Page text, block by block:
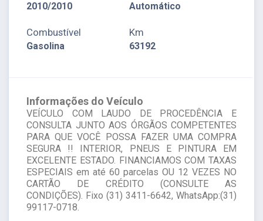
2010/2010 Automático
Combustível
Gasolina
Km
63192
Informações do Veículo
VEÍCULO COM LAUDO DE PROCEDÊNCIA E
CONSULTA JUNTO AOS ÓRGÃOS COMPETENTES
PARA QUE VOCÊ POSSA FAZER UMA COMPRA
SEGURA !! INTERIOR, PNEUS E PINTURA EM
EXCELENTE ESTADO. FINANCIAMOS COM TAXAS
ESPECIAIS em até 60 parcelas OU 12 VEZES NO
CARTÃO DE CRÉDITO (CONSULTE AS
CONDIÇÕES). Fixo (31) 3411-6642, WhatsApp:(31)
99117-0718.